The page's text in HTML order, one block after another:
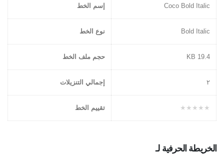
Coco Bold Italic إسم الخط
Bold Italic نوع الخط
19.4 KB حجم ملف الخط
٢ إجمالي التنزيلات
★★★★★ تقييم الخط
الخريطة الحرفية لـ